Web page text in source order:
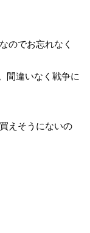
のでお忘れなく
間違いなく戦争に
えそうにないの